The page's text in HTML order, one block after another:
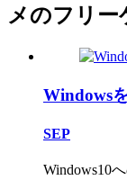
メのフリー
Windows
SEP
Windows10